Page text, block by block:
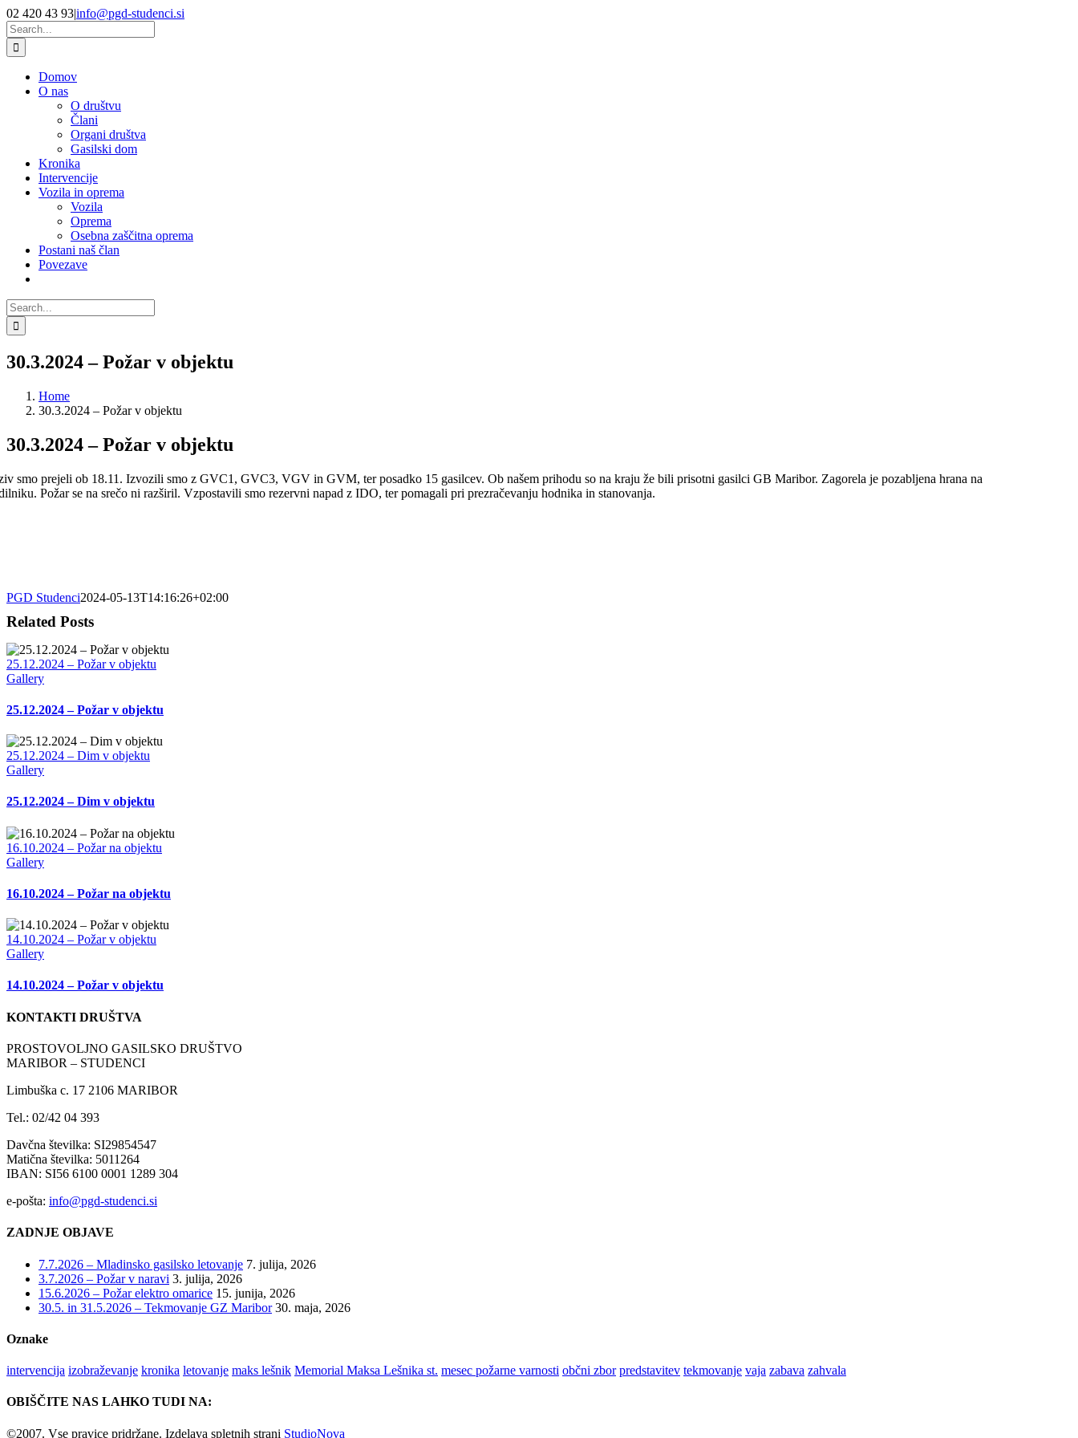
Skip
to
content
Facebook
YouTube
02 420 43 93|info@pgd-studenci.si
Search
for:
Domov
O nas
O društvu
Člani
Organi društva
Gasilski dom
Kronika
Intervencije
Vozila in oprema
Vozila
Oprema
Osebna zaščitna oprema
Postani naš član
Povezave
Search
for:
30.3.2024 – Požar v objektu
Home
30.3.2024 – Požar v objektu
30.3.2024 – Požar v objektu
smo prejeli ob 18.11. Izvozili smo z GVC1, GVC3, VGV in GVM, ter posadko 15 gasilcev. Ob našem prihodu so na kraju že bili prisotni gasilci GB Maribor. Zagorela je pozabljena hrana na
Požar se na srečo ni razširil. Vzpostavili smo rezervni napad z IDO, ter pomagali pri prezračevanju hodnika in stanovanja.
PGD Studenci2024-05-13T14:16:26+02:00
Related Posts
25.12.2024 – Požar v objektu
Gallery
25.12.2024 – Požar v objektu
25.12.2024 – Dim v objektu
Gallery
25.12.2024 – Dim v objektu
16.10.2024 – Požar na objektu
Gallery
16.10.2024 – Požar na objektu
14.10.2024 – Požar v objektu
Gallery
14.10.2024 – Požar v objektu
KONTAKTI DRUŠTVA
PROSTOVOLJNO GASILSKO DRUŠTVO
MARIBOR – STUDENCI
Limbuška c. 17 2106 MARIBOR
Tel.: 02/42 04 393
Davčna številka: SI29854547
Matična številka: 5011264
IBAN: SI56 6100 0001 1289 304
e-pošta: info@pgd-studenci.si
ZADNJE OBJAVE
7.7.2026 – Mladinsko gasilsko letovanje 7. julija, 2026
3.7.2026 – Požar v naravi 3. julija, 2026
15.6.2026 – Požar elektro omarice 15. junija, 2026
30.5. in 31.5.2026 – Tekmovanje GZ Maribor 30. maja, 2026
Oznake
intervencija izobraževanje kronika letovanje maks lešnik Memorial Maksa Lešnika st. mesec požarne varnosti občni zbor predstavitev tekmovanje vaja zabava zahvala
OBIŠČITE NAS LAHKO TUDI NA:
©2007. Vse pravice pridržane. Izdelava spletnih strani StudioNova